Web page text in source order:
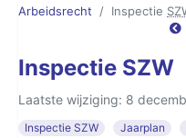
Arbeidsrecht Inspectie
Inspectie SZW
Laatste wijziging: 8
Inspectie SZW Jaarplan